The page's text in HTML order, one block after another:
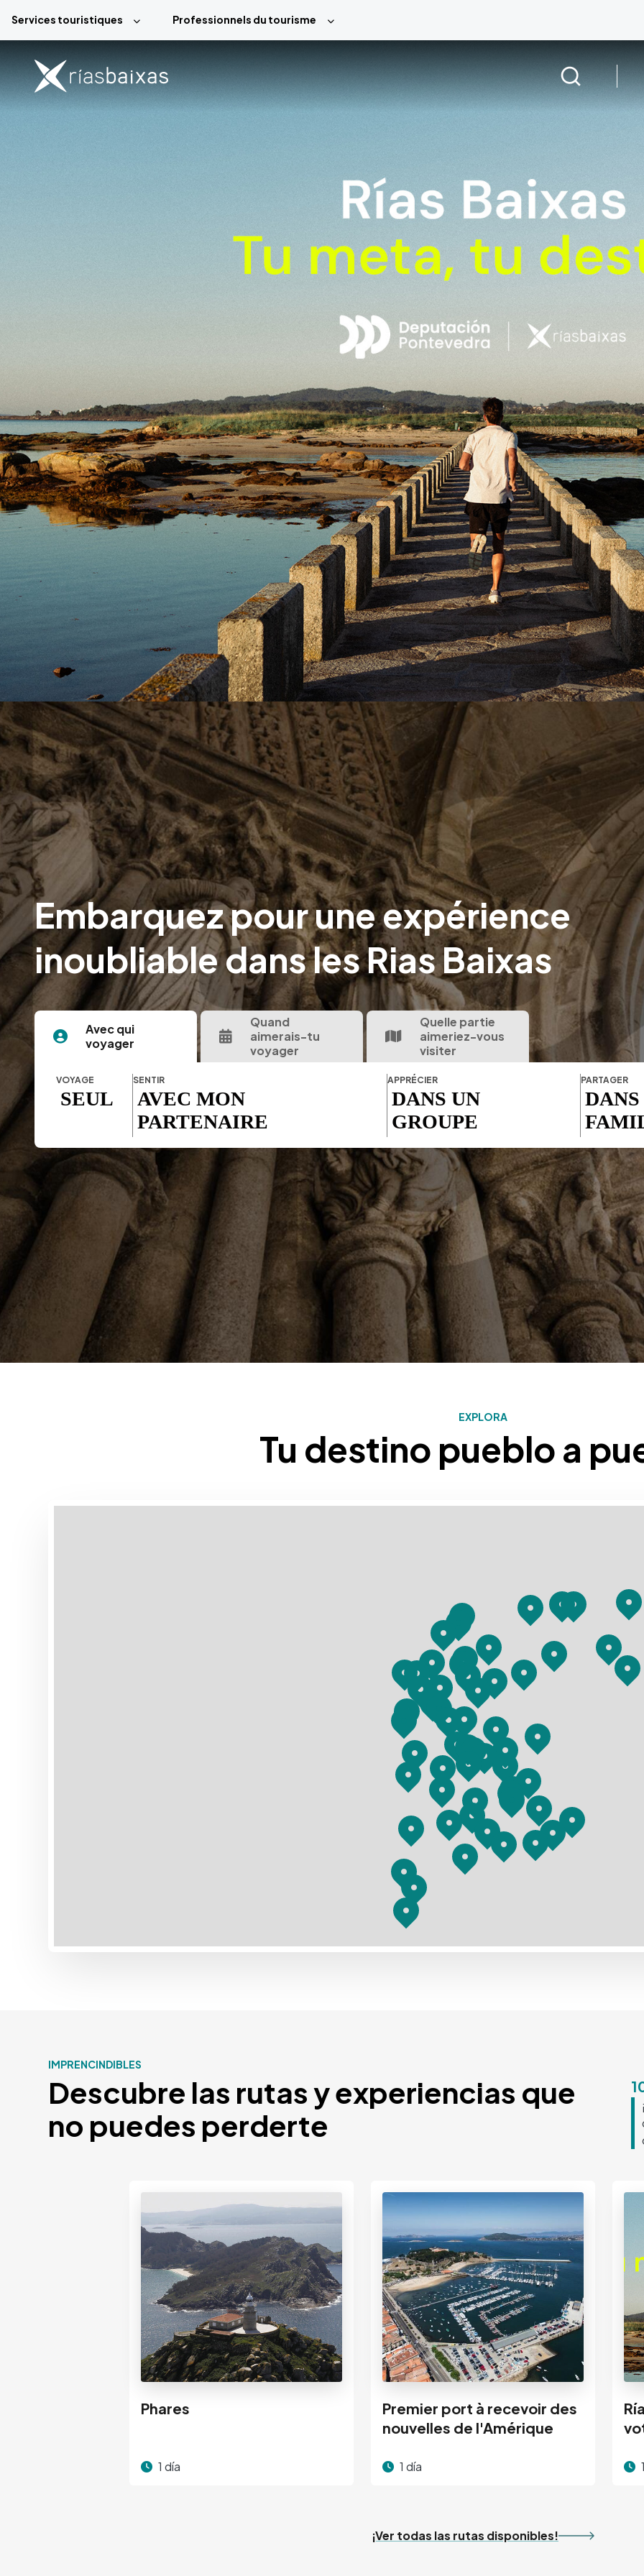
Services touristiques Professionnels du tourisme
Embarquez pour une expérience
inoubliable dans les Rias Baixas
Avec qui
voyager
Quand
aimerais-tu
voyager
Quelle partie
aimeriez-vous
visiter
VOYAGE
SEUL
SENTIR
AVEC MON
PARTENAIRE
APPRÉCIER
DANS UN
GROUPE
PARTAGER
EXPLORA
Tu destino pueblo a
Mapa con los destinos turísticos de Rias Baixas
IMPRENCINDIBLES
Descubre las rutas y experiencias que
no puedes perderte
Phares
1 día
Premier port à recevoir des
nouvelles de l'Amérique
1 día
¡Ver todas las rutas disponibles!